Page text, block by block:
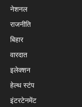
नेशनल
राजनीति
बिहार
वारदात
इलेक्शन
हेल्थ स्टंप
इंटरटेनमेंट